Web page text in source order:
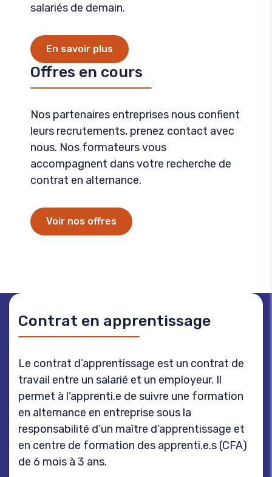
salariés de demain.
En savoir plus
Offres en cours
Nos partenaires entreprises nous confient
leurs recrutements, prenez contact avec
nous. Nos formateurs vous
accompagnent dans votre recherche de
contrat en alternance.
Voir nos offres
Contrat en apprentissage
Le contrat d’apprentissage est un contrat de
travail entre un salarié et un employeur. Il
permet à l’apprenti.e de suivre une formation
en alternance en entreprise sous la
responsabilité d’un maître d’apprentissage et
en centre de formation des apprenti.e.s (CFA)
de 6 mois à 3 ans.